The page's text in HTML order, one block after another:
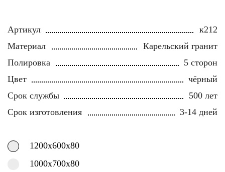
Артикул
к212
Материал
Карельский гранит
Полировка
5 сторон
Цвет
чёрный
Срок службы
500 лет
Срок изготовления
3-14 дней
1200х600х80
1000х700х80